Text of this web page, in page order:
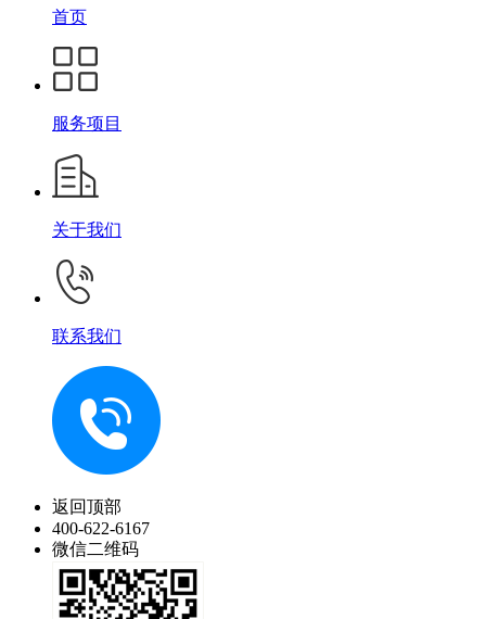
首页
服务项目
关于我们
联系我们
返回顶部
400-622-6167
微信二维码